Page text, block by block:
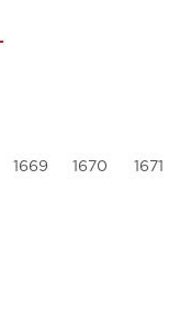
1669 1670 1671